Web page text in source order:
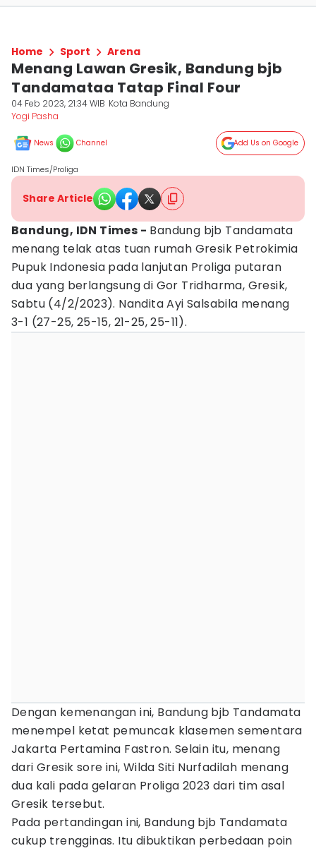
Home Sport Arena
Menang Lawan Gresik, Bandung bjb
Tandamataa Tatap Final Four
04 Feb 2023, 21:34 WIB Kota Bandung
Yogi Pasha
News Channel Add Us on Google
IDN Times/Proliga
Share Article
Bandung, IDN Times - Bandung bjb Tandamata
menang telak atas tuan rumah Gresik Petrokimia
Pupuk Indonesia pada lanjutan Proliga putaran
dua yang berlangsung di Gor Tridharma, Gresik,
Sabtu (4/2/2023). Nandita Ayi Salsabila menang
3-1 (27-25, 25-15, 21-25, 25-11).
Dengan kemenangan ini, Bandung bjb Tandamata
menempel ketat pemuncak klasemen sementara
Jakarta Pertamina Fastron. Selain itu, menang
dari Gresik sore ini, Wilda Siti Nurfadilah menang
dua kali pada gelaran Proliga 2023 dari tim asal
Gresik tersebut.
Pada pertandingan ini, Bandung bjb Tandamata
cukup trengginas. Itu dibuktikan perbedaan poin